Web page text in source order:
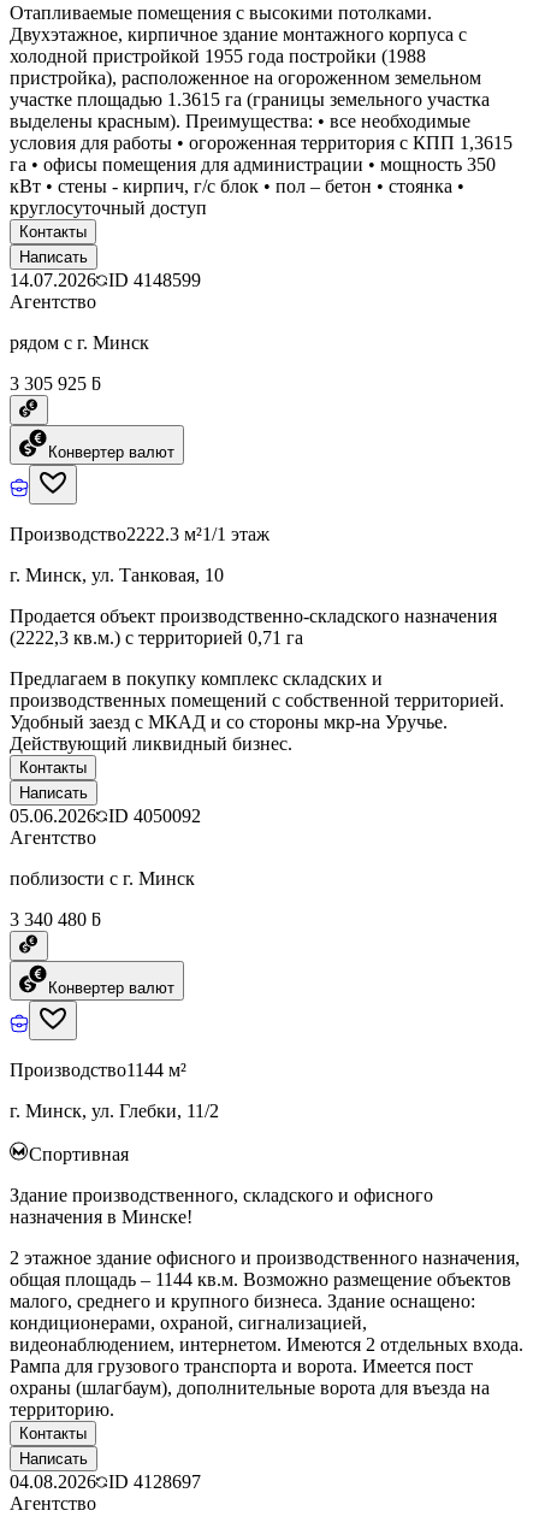
Отапливаемые помещения с высокими потолками.
Двухэтажное, кирпичное здание монтажного корпуса с
холодной пристройкой 1955 года постройки (1988
пристройка), расположенное на огороженном земельном
участке площадью 1.3615 га (границы земельного участка
выделены красным). Преимущества: • все необходимые
условия для работы • огороженная территория с КПП 1,3615
га • офисы помещения для администрации • мощность 350
кВт • стены - кирпич, г/с блок • пол – бетон • стоянка •
круглосуточный доступ
Контакты
Написать
14.07.2026 ID 4148599
Агентство
рядом с г. Минск
3 305 925 ƃ
Конвертер валют
Производство2222.3 м²1/1 этаж
г. Минск, ул. Танковая, 10
Продается объект производственно-складского назначения
(2222,3 кв.м.) с территорией 0,71 га
Предлагаем в покупку комплекс складских и
производственных помещений с собственной территорией.
Удобный заезд с МКАД и со стороны мкр-на Уручье.
Действующий ликвидный бизнес.
Контакты
Написать
05.06.2026 ID 4050092
Агентство
поблизости с г. Минск
3 340 480 ƃ
Конвертер валют
Производство1144 м²
г. Минск, ул. Глебки, 11/2
Спортивная
Здание производственного, складского и офисного
назначения в Минске!
2 этажное здание офисного и производственного назначения,
общая площадь – 1144 кв.м. Возможно размещение объектов
малого, среднего и крупного бизнеса. Здание оснащено:
кондиционерами, охраной, сигнализацией,
видеонаблюдением, интернетом. Имеются 2 отдельных входа.
Рампа для грузового транспорта и ворота. Имеется пост
охраны (шлагбаум), дополнительные ворота для въезда на
территорию.
Контакты
Написать
04.08.2026 ID 4128697
Агентство